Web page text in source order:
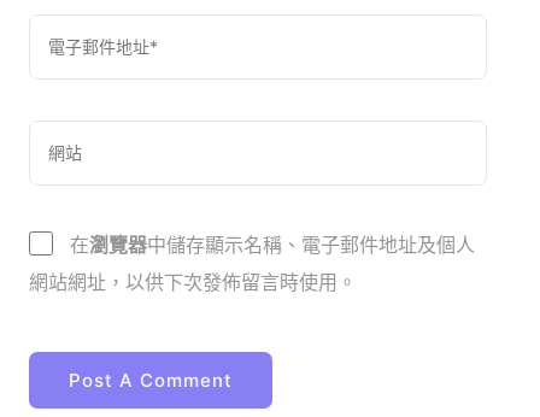
在瀏覽器中儲存顯示名稱、電子郵件地址及個人
網站網址，以供下次發佈留言時使用。